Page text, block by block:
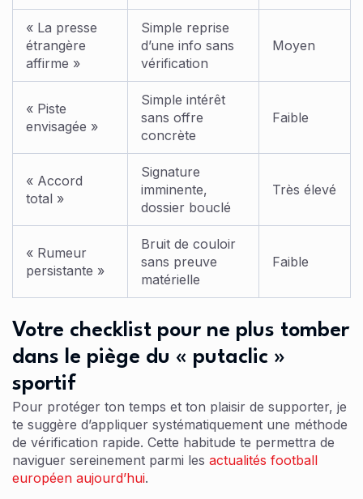
« La presse
étrangère
affirme »
Simple reprise
d’une info sans
vérification
Moyen
« Piste
envisagée »
Simple intérêt
sans offre
concrète
Faible
« Accord
total »
Signature
imminente,
dossier bouclé
Très élevé
« Rumeur
persistante »
Bruit de couloir
sans preuve
matérielle
Faible
Votre checklist pour ne plus tomber
dans le piège du « putaclic »
sportif
Pour protéger ton temps et ton plaisir de supporter, je
te suggère d’appliquer systématiquement une méthode
de vérification rapide. Cette habitude te permettra de
naviguer sereinement parmi les actualités football
européen aujourd’hui.